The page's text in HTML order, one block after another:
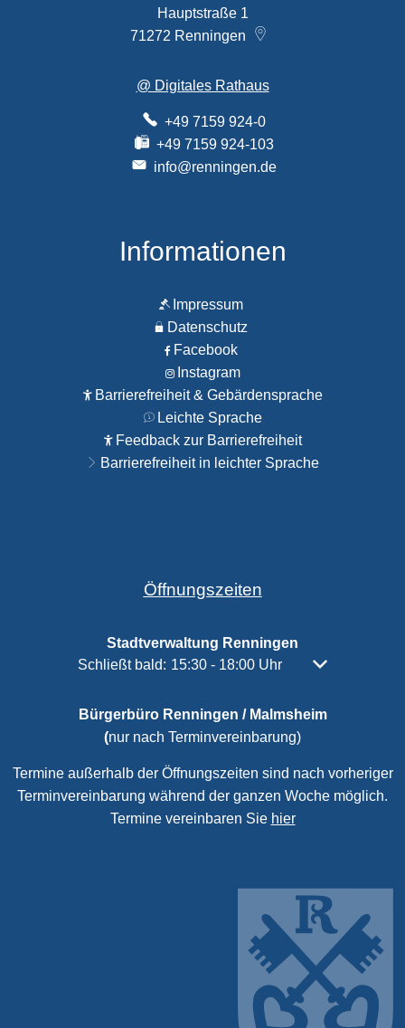
Hauptstraße 1
71272 Renningen
@ Digitales Rathaus
+49 7159 924-0
+49 7159 924-103
info@renningen.de
Informationen
Impressum
Datenschutz
Facebook
Instagram
Barrierefreiheit & Gebärdensprache
Leichte Sprache
Feedback zur Barrierefreiheit
Barrierefreiheit in leichter Sprache
Öffnungszeiten
Stadtverwaltung Renningen
Klicken, um weitere Öffnungs- oder Schließzeiten
Schließt bald: 15:30 - 18:00 Uhr Von 15:30 bis
Bürgerbüro Renningen / Malmsheim
(nur nach Terminvereinbarung)
Termine außerhalb der Öffnungszeiten sind nach vorheriger
Terminvereinbarung während der ganzen Woche möglich.
Termine vereinbaren Sie hier